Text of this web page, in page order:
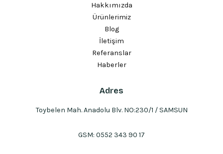
Hakkımızda
Ürünlerimiz
Blog
İletişim
Referanslar
Haberler
Adres
Toybelen Mah. Anadolu Blv. NO:230/1 / SAMSUN
GSM: 0552 343 90 17